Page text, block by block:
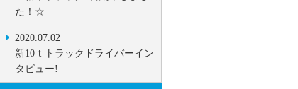
た！☆
2020.07.02
新10ｔトラックドライバーイン
タビュー!